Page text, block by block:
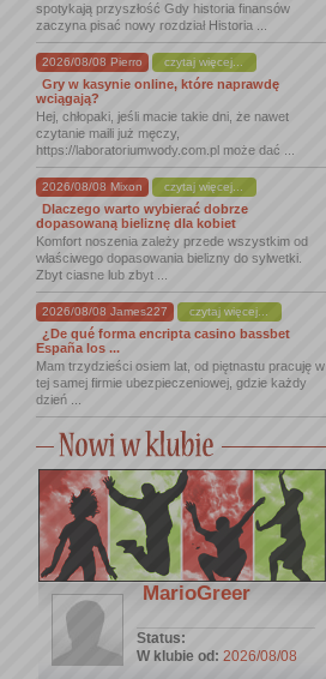
spotykają przyszłość Gdy historia finansów
zaczyna pisać nowy rozdział Historia ...
2026/08/08 Pierro czytaj więcej...
Gry w kasynie online, które naprawdę
wciągają?
Hej, chłopaki, jeśli macie takie dni, że nawet
czytanie maili już męczy,
https://laboratoriumwody.com.pl może dać ...
2026/08/08 Mixon czytaj więcej...
Dlaczego warto wybierać dobrze
dopasowaną bieliznę dla kobiet
Komfort noszenia zależy przede wszystkim od
właściwego dopasowania bielizny do sylwetki.
Zbyt ciasne lub zbyt ...
2026/08/08 James227 czytaj więcej...
¿De qué forma encripta casino bassbet
España los ...
Mam trzydzieści osiem lat, od piętnastu pracuję w
tej samej firmie ubezpieczeniowej, gdzie każdy
dzień ...
MarioGreer
Status:
W klubie od: 2026/08/08